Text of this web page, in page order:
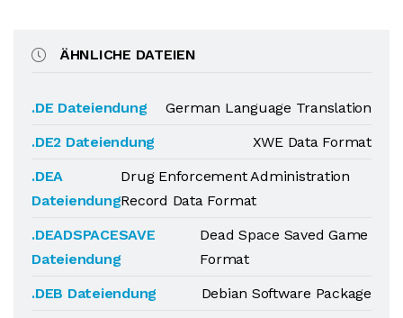
ÄHNLICHE DATEIEN
.DE Dateiendung
German Language Translation
.DE2 Dateiendung
XWE Data Format
.DEA
Dateiendung
Drug Enforcement Administration
Record Data Format
.DEADSPACESAVE
Dateiendung
Dead Space Saved Game
Format
.DEB Dateiendung
Debian Software Package